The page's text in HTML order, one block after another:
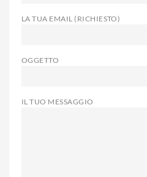
LA TUA EMAIL (RICHIESTO)
OGGETTO
IL TUO MESSAGGIO